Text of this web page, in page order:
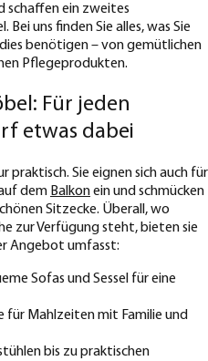
schaffen ein zweites
uns finden Sie alles, was Sie
benötigen – von gemütlichen
Pflegeprodukten.
Für jeden
etwas dabei
praktisch. Sie eignen sich auch für
dem Balkonein und schmücken
Sitzecke. Überall, wo
zur Verfügung steht, bieten sie
Angebot umfasst:
Sofas und Sessel für eine
für Mahlzeiten mit Familie und
bis zu praktischen